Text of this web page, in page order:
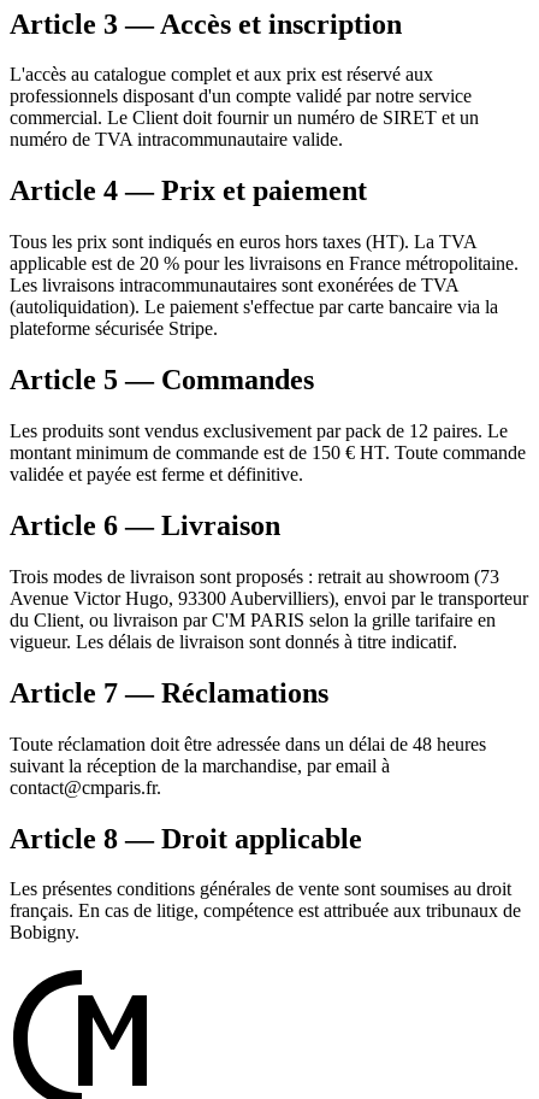
Article 3 — Accès et inscription
L'accès au catalogue complet et aux prix est réservé aux
professionnels disposant d'un compte validé par notre service
commercial. Le Client doit fournir un numéro de SIRET et un
numéro de TVA intracommunautaire valide.
Article 4 — Prix et paiement
Tous les prix sont indiqués en euros hors taxes (HT). La TVA
applicable est de 20 % pour les livraisons en France métropolitaine.
Les livraisons intracommunautaires sont exonérées de TVA
(autoliquidation). Le paiement s'effectue par carte bancaire via la
plateforme sécurisée Stripe.
Article 5 — Commandes
Les produits sont vendus exclusivement par pack de 12 paires. Le
montant minimum de commande est de 150 € HT. Toute commande
validée et payée est ferme et définitive.
Article 6 — Livraison
Trois modes de livraison sont proposés : retrait au showroom (73
Avenue Victor Hugo, 93300 Aubervilliers), envoi par le transporteur
du Client, ou livraison par C'M PARIS selon la grille tarifaire en
vigueur. Les délais de livraison sont donnés à titre indicatif.
Article 7 — Réclamations
Toute réclamation doit être adressée dans un délai de 48 heures
suivant la réception de la marchandise, par email à
contact@cmparis.fr.
Article 8 — Droit applicable
Les présentes conditions générales de vente sont soumises au droit
français. En cas de litige, compétence est attribuée aux tribunaux de
Bobigny.